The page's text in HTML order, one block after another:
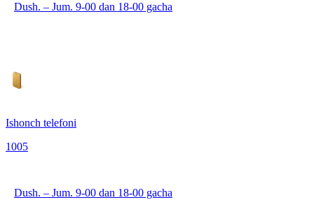
Dush. – Jum. 9-00 dan 18-00 gacha
Ishonch telefoni
1005
Dush. – Jum. 9-00 dan 18-00 gacha